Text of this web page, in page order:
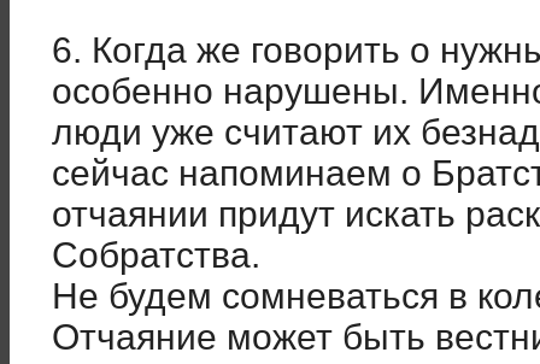
6. Когда же говорить о
особенно нарушены.
люди уже считают их
сейчас напоминаем о
отчаянии придут искать
Собратства.
Не будем сомневаться в
Отчаяние может быть